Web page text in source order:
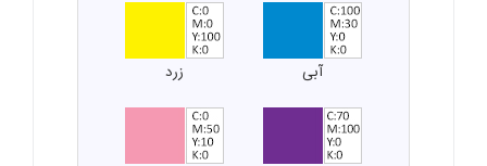
آبی زرد